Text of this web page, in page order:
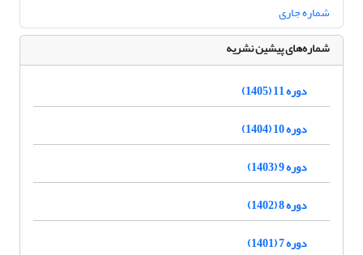
شماره جاری
شماره‌های پیشین نشریه
دوره 11 (1405)
دوره 10 (1404)
دوره 9 (1403)
دوره 8 (1402)
دوره 7 (1401)